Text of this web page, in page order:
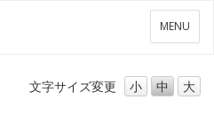
メ
ニ
ー
MENU
文字サイズ変更 小 中 大